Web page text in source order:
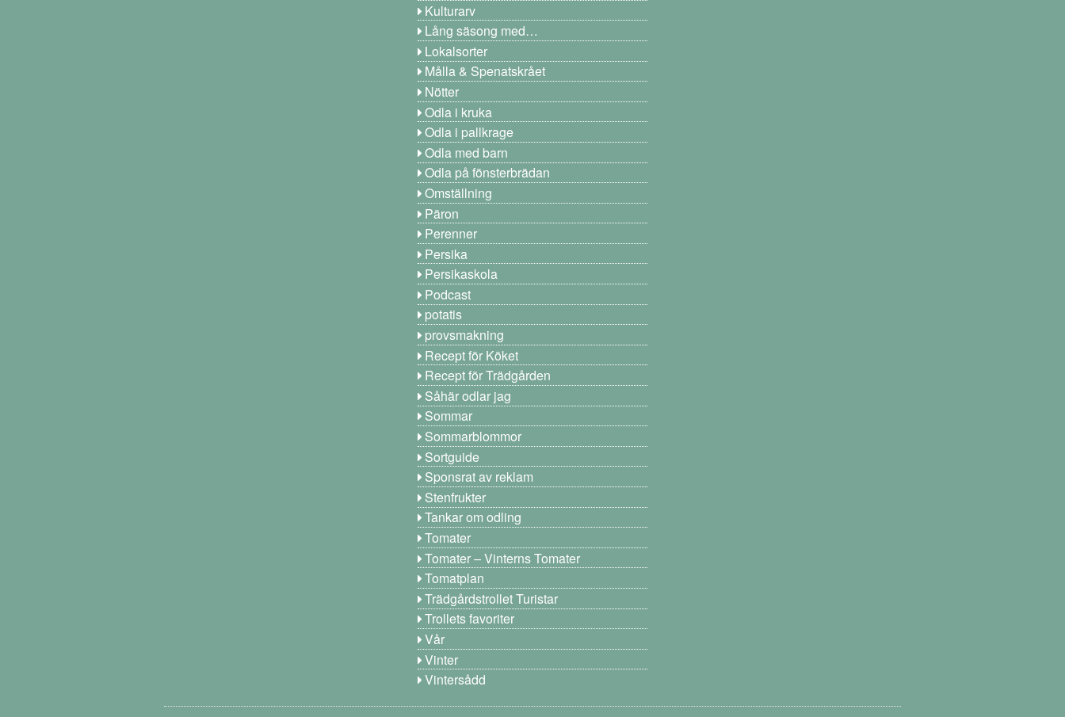
Kulturarv
Lång säsong med…
Lokalsorter
Målla & Spenatskrået
Nötter
Odla i kruka
Odla i pallkrage
Odla med barn
Odla på fönsterbrädan
Omställning
Päron
Perenner
Persika
Persikaskola
Podcast
potatis
provsmakning
Recept för Köket
Recept för Trädgården
Såhär odlar jag
Sommar
Sommarblommor
Sortguide
Sponsrat av reklam
Stenfrukter
Tankar om odling
Tomater
Tomater – Vinterns Tomater
Tomatplan
Trädgårdstrollet Turistar
Trollets favoriter
Vår
Vinter
Vintersådd